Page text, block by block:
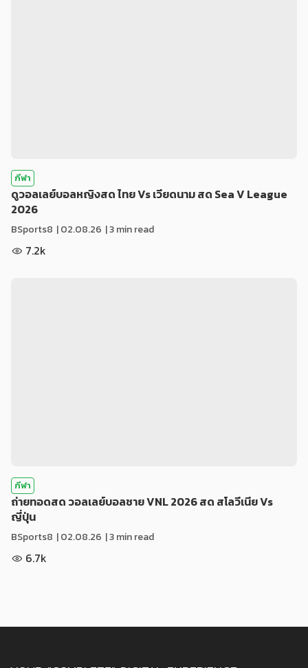
กีฬา
ดูวอลเลย์บอลหญิงสด ไทย Vs เวียดนาม สด Sea V League
2026
BSports8 |02.08.26 | 3 min read
7.2k
กีฬา
ถ่ายทอดสด วอลเลย์บอลชาย VNL 2026 สด สโลวีเนีย Vs
ญี่ปุ่น
BSports8 |02.08.26 | 3 min read
6.7k